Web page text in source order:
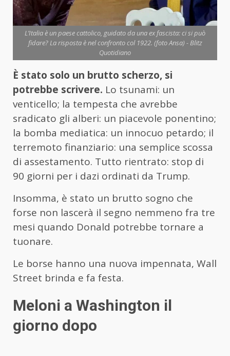
L’Italia è un paese cattolico, guidato da una ex fascista: ci si può
fidare? La risposta è nel confronto col 1922. (foto Ansa) - Blitz
Quotidiano
È stato solo un brutto scherzo, si
potrebbe scrivere. Lo tsunami: un
venticello; la tempesta che avrebbe
sradicato gli alberi: un piacevole ponentino;
la bomba mediatica: un innocuo petardo; il
terremoto finanziario: una semplice scossa
di assestamento. Tutto rientrato: stop di
90 giorni per i dazi ordinati da Trump.
Insomma, è stato un brutto sogno che
forse non lascerà il segno nemmeno fra tre
mesi quando Donald potrebbe tornare a
tuonare.
Le borse hanno una nuova impennata, Wall
Street brinda e fa festa.
Meloni a Washington il
giorno dopo